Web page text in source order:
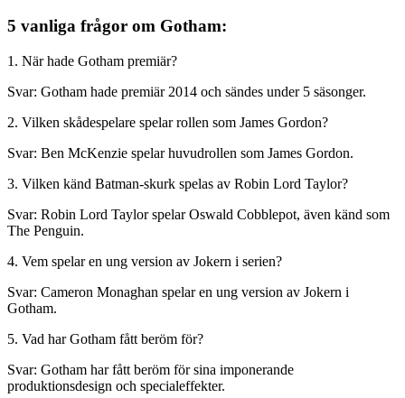
5 vanliga frågor om Gotham:
1. När hade Gotham premiär?
Svar: Gotham hade premiär 2014 och sändes under 5 säsonger.
2. Vilken skådespelare spelar rollen som James Gordon?
Svar: Ben McKenzie spelar huvudrollen som James Gordon.
3. Vilken känd Batman-skurk spelas av Robin Lord Taylor?
Svar: Robin Lord Taylor spelar Oswald Cobblepot, även känd som
The Penguin.
4. Vem spelar en ung version av Jokern i serien?
Svar: Cameron Monaghan spelar en ung version av Jokern i
Gotham.
5. Vad har Gotham fått beröm för?
Svar: Gotham har fått beröm för sina imponerande
produktionsdesign och specialeffekter.